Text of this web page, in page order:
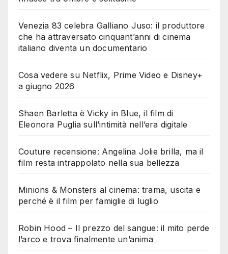
Venezia 83 celebra Galliano Juso: il produttore
che ha attraversato cinquant’anni di cinema
italiano diventa un documentario
Cosa vedere su Netflix, Prime Video e Disney+
a giugno 2026
Shaen Barletta è Vicky in Blue, il film di
Eleonora Puglia sull’intimità nell’era digitale
Couture recensione: Angelina Jolie brilla, ma il
film resta intrappolato nella sua bellezza
Minions & Monsters al cinema: trama, uscita e
perché è il film per famiglie di luglio
Robin Hood – Il prezzo del sangue: il mito perde
l’arco e trova finalmente un’anima